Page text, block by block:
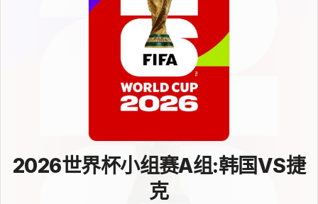
2026世界杯小组赛A组:韩国VS捷
克